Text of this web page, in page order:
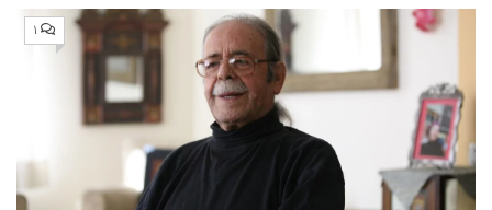
بهداشت
بیماری و درمان
کودک و مادر
ورزش و تندرستی
روانشناسی
مراکز پزشکی و دارویی
۱